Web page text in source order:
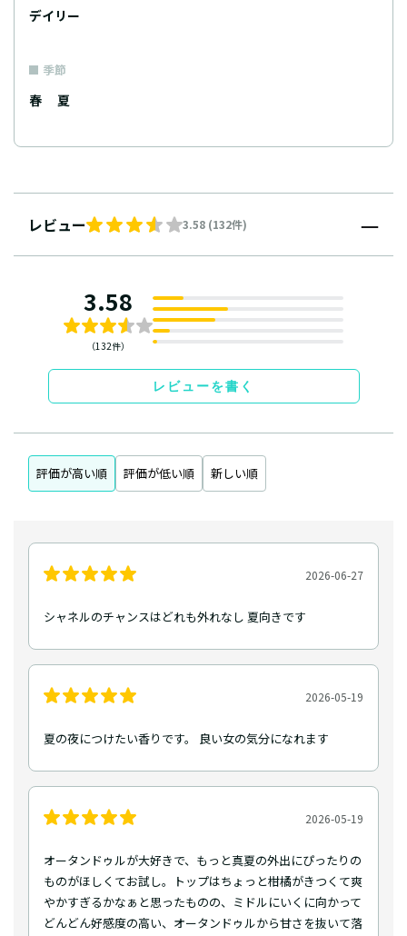
デイリー
季節
春 夏
レビュー 3.58 (132件)
3.58
（132件）
レビューを書く
評価が高い順 評価が低い順 新しい順
2026-06-27
シャネルのチャンスはどれも外れなし 夏向きです
2026-05-19
夏の夜につけたい香りです。 良い女の気分になれます
2026-05-19
オータンドゥルが大好きで、もっと真夏の外出にぴったりの
ものがほしくてお試し。トップはちょっと柑橘がきつくて爽
やかすぎるかなぁと思ったものの、ミドルにいくに向かって
どんどん好感度の高い、オータンドゥルから甘さを抜いて落